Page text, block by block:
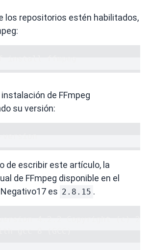
los repositorios estén habilitados,
de FFmpeg
su versión:
de escribir este artículo, la
de FFmpeg disponible en el
es 2.8.15 .